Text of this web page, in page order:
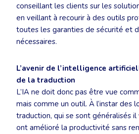
conseillant les clients sur les
en veillant à recourir à des outils
toutes les garanties de sécurité et
nécessaires.
L’avenir de l’intelligence
de la traduction
L’IA ne doit donc pas être vue
mais comme un outil. À l’instar des
traduction, qui se sont généralisés
ont amélioré la productivité sans